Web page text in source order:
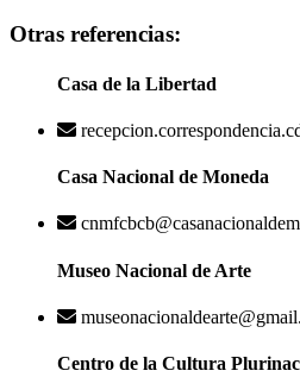
Otras referencias:
Casa de la Libertad
Casa Nacional de Moneda
Museo Nacional de Arte
Centro de la Cultura